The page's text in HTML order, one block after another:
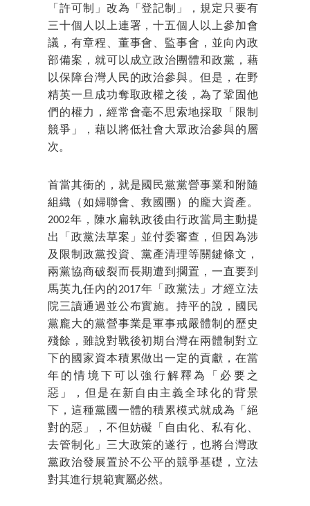
「許可制」改為「登記制」，規定只要有
三十個人以上連署，十五個人以上參加會
議，有章程、董事會、監事會，並向內政
部備案，就可以成立政治團體和政黨，藉
以保障台灣人民的政治參與。但是，在野
精英一旦成功奪取政權之後，為了鞏固他
們的權力，經常會毫不思索地採取「限制
競爭」，藉以將低社會大眾政治參與的層
次。
首當其衝的，就是國民黨黨營事業和附隨
組織（如婦聯會、救國團）的龐大資產。
2002年，陳水扁執政後由行政當局主動提
出「政黨法草案」並付委審查，但因為涉
及限制政黨投資、黨產清理等關鍵條文，
兩黨協商破裂而長期遭到擱置，一直要到
馬英九任內的2017年「政黨法」才經立法
院三讀通過並公布實施。持平的說，國民
黨龐大的黨營事業是軍事戒嚴體制的歷史
殘餘，雖說對戰後初期台灣在兩體制對立
下的國家資本積累做出一定的貢獻，在當
年的情境下可以強行解釋為「必要之
惡」，但是在新自由主義全球化的背景
下，這種黨國一體的積累模式就成為「絕
對的惡」，不但妨礙「自由化、私有化、
去管制化」三大政策的遂行，也將台灣政
黨政治發展置於不公平的競爭基礎，立法
對其進行規範實屬必然。